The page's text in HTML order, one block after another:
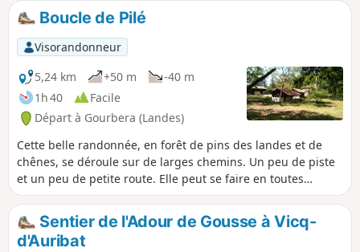
Boucle de Pilé
Visorandonneur
5,24 km
+50 m
-40 m
1h 40
Facile
Départ à Gourbera (Landes)
Cette belle randonnée, en forêt de pins des landes et de
chênes, se déroule sur de larges chemins. Un peu de piste
et un peu de petite route. Elle peut se faire en toutes
saisons, mais, au printemps, on peut profiter des genêts en
fleur.Sentier de l'Adour de Gousse à Vicq-
d'Auribat